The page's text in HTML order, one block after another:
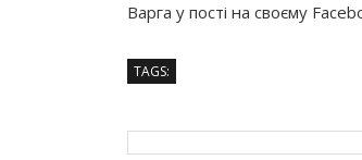
Варга у пості на своєму
TAGS: